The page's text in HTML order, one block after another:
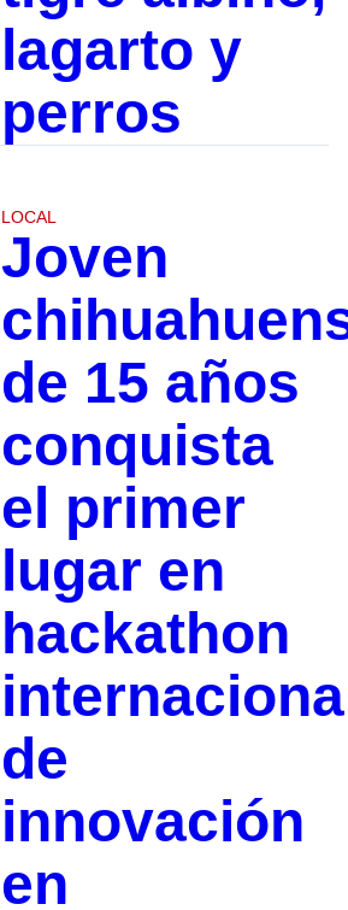
lagarto y
perros
LOCAL
Joven
de 15 años
conquista
el primer
lugar en
hackathon
de
innovación
en